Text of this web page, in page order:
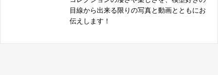
ニバーサリーカウンタック シリーズNo.9 10113
モノグラム 1/12 ’67 Corvette 427 Coupe 2801
目線から出来る限りの写真と動画とともにお
伝えします！